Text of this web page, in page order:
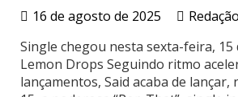
16 de agosto de 2025
Redação
Single chegou nesta sexta-feira, 15
Lemon Drops Seguindo ritmo
lançamentos, Said acaba de